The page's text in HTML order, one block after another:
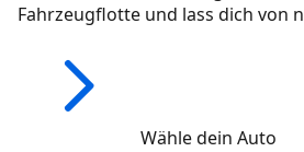
Fahrzeugflotte und lass dich von
Wähle dein Auto